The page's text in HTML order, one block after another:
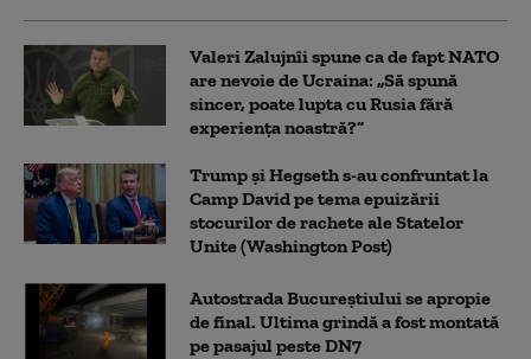
Valeri Zalujnîi spune ca de fapt NATO
are nevoie de Ucraina: „Să spună
sincer, poate lupta cu Rusia fără
experiența noastră?”
Trump şi Hegseth s-au confruntat la
Camp David pe tema epuizării
stocurilor de rachete ale Statelor
Unite (Washington Post)
Autostrada Bucureștiului se apropie
de final. Ultima grindă a fost montată
pe pasajul peste DN7